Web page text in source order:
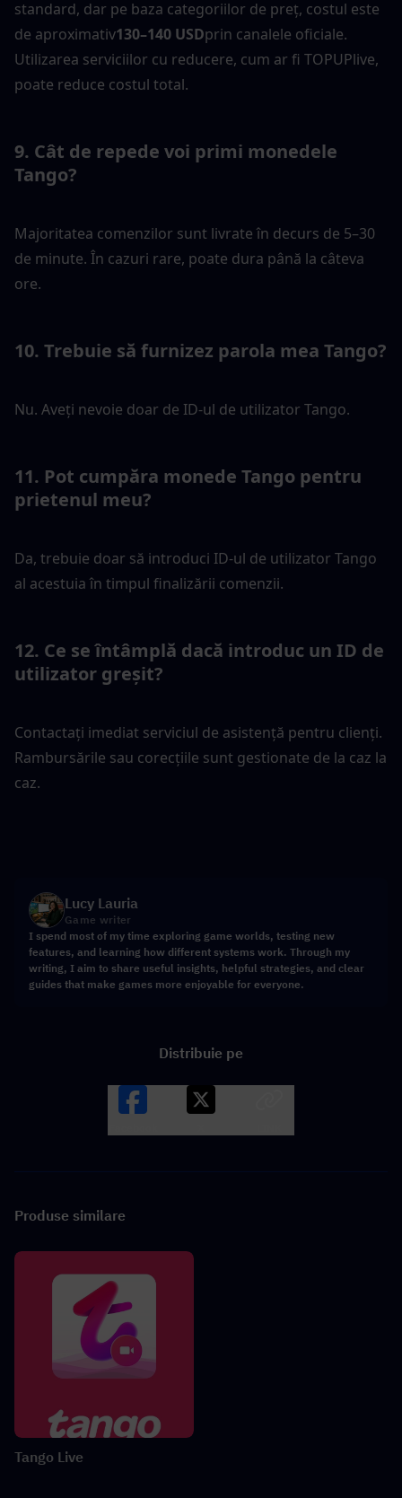
standard, dar pe baza categoriilor de preț, costul este
de aproximativ130–140 USDprin canalele oficiale.
Utilizarea serviciilor cu reducere, cum ar fi TOPUPlive,
poate reduce costul total.
9. Cât de repede voi primi monedele
Tango?
Majoritatea comenzilor sunt livrate în decurs de 5–30
de minute. În cazuri rare, poate dura până la câteva
ore.
10. Trebuie să furnizez parola mea Tango?
Nu. Aveți nevoie doar de ID-ul de utilizator Tango.
11. Pot cumpăra monede Tango pentru
prietenul meu?
Da, trebuie doar să introduci ID-ul de utilizator Tango
al acestuia în timpul finalizării comenzii.
12. Ce se întâmplă dacă introduc un ID de
utilizator greșit?
Contactați imediat serviciul de asistență pentru clienți.
Rambursările sau corecțiile sunt gestionate de la caz la
caz.
Lucy Lauria
Game writer
I spend most of my time exploring game worlds, testing new
features, and learning how different systems work. Through my
writing, I aim to share useful insights, helpful strategies, and clear
guides that make games more enjoyable for everyone.
Distribuie pe
Produse similare
Tango Live